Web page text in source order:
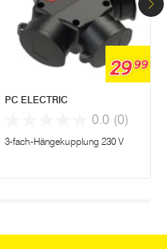
2999
PC ELECTRIC
0.0 (0)
3-fach-Hängekupplung 230 V